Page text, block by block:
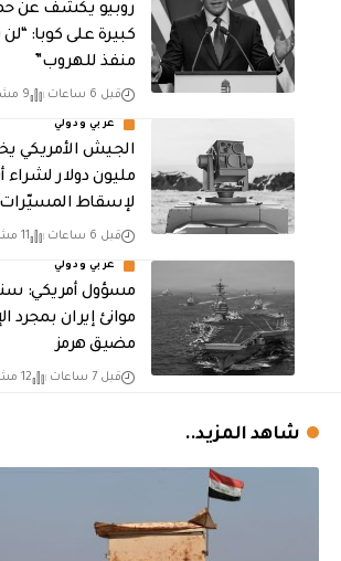
روبيو يكشف عن
كبيرة على كوبا:
منفذ للهروب”
قبل 6 ساعات 9 مشاهدات
عربي ودولي
مليون دولار لشراء
لإسقاط المسيّرات
قبل 6 ساعات 11 مشاهدات
عربي ودولي
مسؤول أمريكي:
موانئ إيران بمجرد
مضيق هرمز
قبل 7 ساعات 12 مشاهدات
شاهد المزيد..